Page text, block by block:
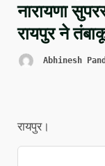
नारायणा
रायपुर ने
Abhinesh
रायपुर।